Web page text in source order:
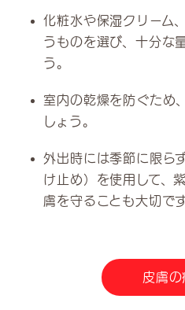
化粧水や保湿クリーム
うものを選び、十分な
う。
室内の乾燥を防ぐため
しょう。
外出時には季節に限ら
け止め）を使用して、
膚を守ることも大切です
皮膚の